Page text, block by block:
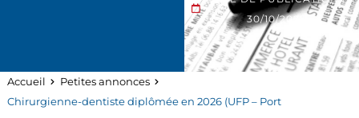
30/10/2025
Accueil
Petites annonces
Chirurgienne-dentiste diplômée en 2026 (UFP – Port